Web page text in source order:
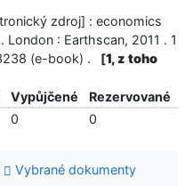
zdroj] : economics
: Earthscan, 2011 . 1
(e-book) .
[1, z toho
Vypůjčené
Rezervované
0 0
Vybrané dokumenty